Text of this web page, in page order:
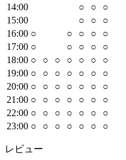
14:00 ○ ○
○
15:00 ○ ○
○
16:00 ○ ○ ○ ○
○
17:00 ○ ○ ○ ○
○
18:00 ○ ○ ○ ○ ○ ○
○
19:00 ○ ○ ○ ○ ○ ○
○
20:00 ○ ○ ○ ○ ○ ○
○
21 :00 ○ ○ ○ ○ ○ ○
○
22:00 ○ ○ ○ ○ ○ ○
○
23:00 ○ ○ ○ ○ ○ ○ ○
レビュー